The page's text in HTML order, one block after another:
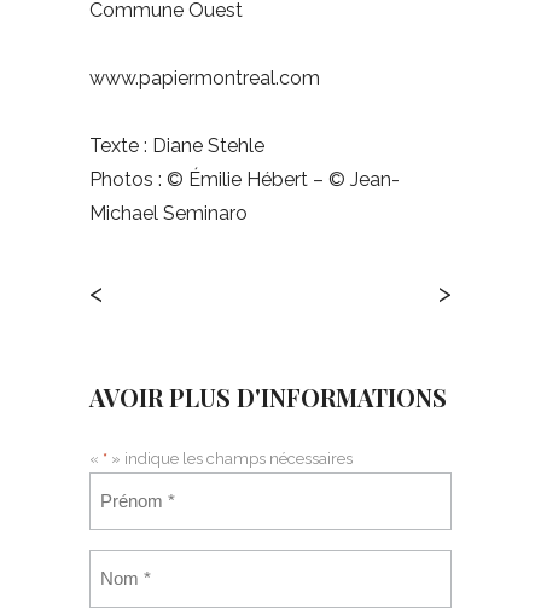
Commune Ouest
www.papiermontreal.com
Texte : Diane Stehle
Photos : © Émilie Hébert – © Jean-
Michael Seminaro
< >
AVOIR PLUS D'INFORMATIONS
« * » indique les champs nécessaires